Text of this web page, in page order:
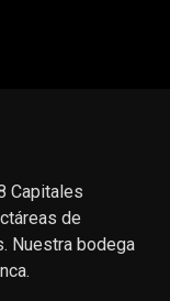
Capitales
de
Nuestra bodega